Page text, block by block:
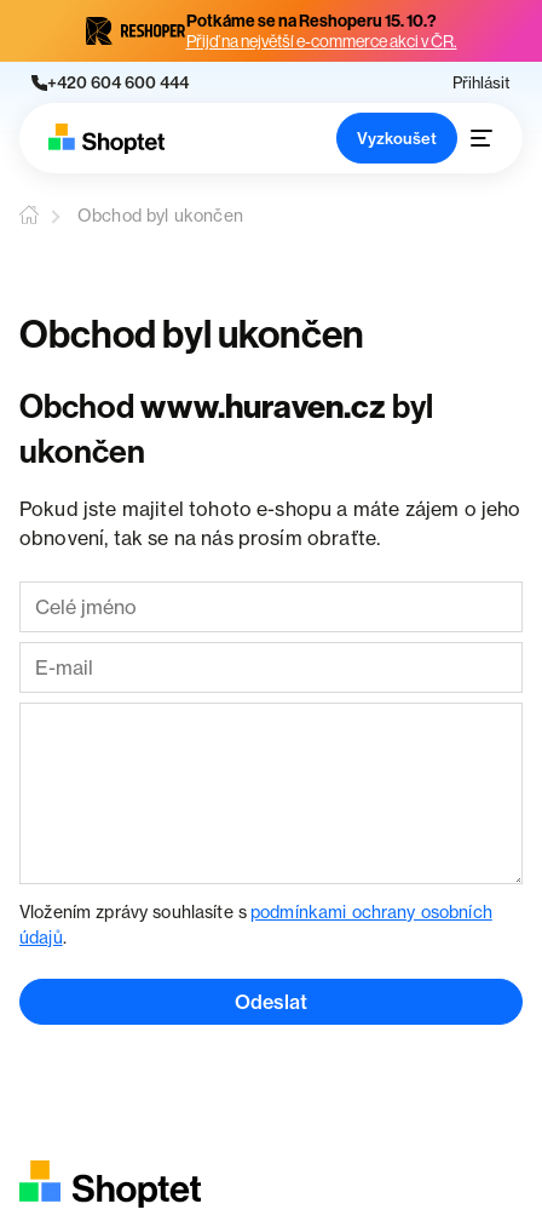
Potkáme se na Reshoperu 15. 10.?
Přijď na největší e-commerce akci v ČR.
+420 604 600 444 Přihlásit
Vyzkoušet
Obchod byl ukončen
Obchod byl ukončen
Obchodwww.huraven.cz byl
ukončen
Pokud jste majitel tohoto e-shopu a máte zájem o jeho
obnovení, tak se na nás prosím obraťte.
Vložením zprávy souhlasíte spodmínkami ochrany osobních
údajů.
Odeslat